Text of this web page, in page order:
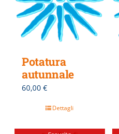
Potatura
autunnale
60,00 €
Dettagli